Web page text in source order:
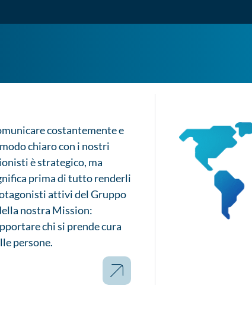
Italia 2025/2026: investire
conclude il primo modulo
costantemente e
chiaro con i nostri
è strategico, ma
prima di tutto renderli
attivi del Gruppo
nostra Mission:
chi si prende cura
persone.